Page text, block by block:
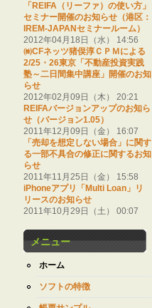
「REIFA（リーファ）の使い方」
セミナー開催のお知らせ（港区：
IREM-JAPANセミナールーム）
2012年04月18日（水） 14:56
㈱CFネッツ猪俣淳ＣＰＭによる
2/25・26東京「不動産投資実践
塾～二日間集中講座」開催のお知
らせ
2012年02月09日（木） 20:21
REIFAバージョンアップのお知ら
せ（バージョン1.05）
2011年12月09日（金） 16:07
「売却を想定しない場合」に関す
る一部不具合の修正に関するお知
らせ
2011年11月25日（金） 15:58
iPhoneアプリ「Multi Loan」リ
リースのお知らせ
2011年10月29日（土） 00:07
メニュー
ホーム
ソフトの特徴